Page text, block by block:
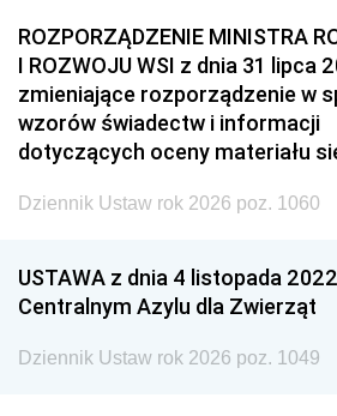
ROZPORZĄDZENIE MINISTRA
I ROZWOJU WSI z dnia 31 lipca
zmieniające rozporządzenie w
wzorów świadectw i informacji
dotyczących oceny materiału
Dziennik Ustaw rok 2026 poz. 1060
USTAWA z dnia 4 listopada
Centralnym Azylu dla Zwierząt
Dziennik Ustaw rok 2026 poz. 1049